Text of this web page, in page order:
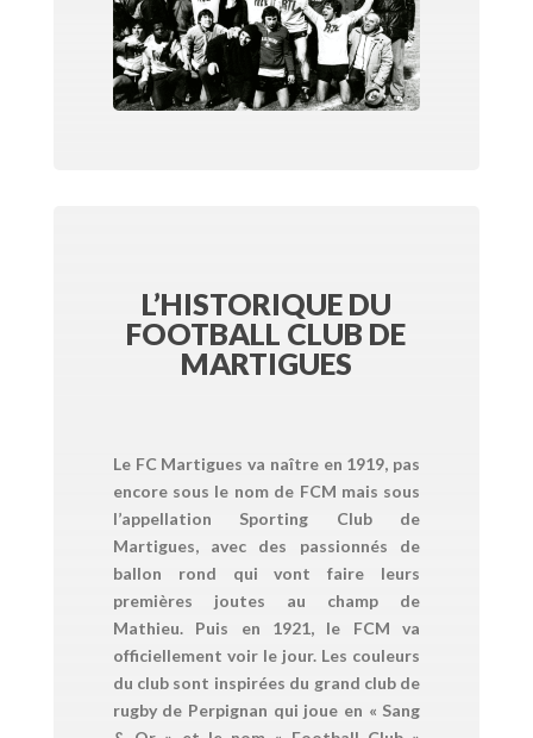
L’HISTORIQUE DU
FOOTBALL CLUB DE
MARTIGUES
Le FC Martigues va naître en 1919, pas
encore sous le nom de FCM mais sous
l’appellation Sporting Club de
Martigues, avec des passionnés de
ballon rond qui vont faire leurs
premières joutes au champ de
Mathieu. Puis en 1921, le FCM va
officiellement voir le jour. Les couleurs
du club sont inspirées du grand club de
rugby de Perpignan qui joue en « Sang